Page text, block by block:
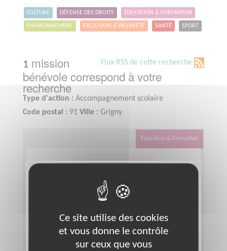
CULTURE DÉFENSE DES DROITS ÉDUCATION & FORMATION
ENVIRONNEMENT EXCLUSION & PAUVRETÉ SANTÉ SPORT
Flux RSS de cette recherche
1 mission
bénévole correspond à votre
recherche
Type d'action : Accompagnement scolaire
Code postal : 91 Ville : Grigny
Éducation & Formation
Ce site utilise des cookies
et vous donne le contrôle
sur ceux que vous